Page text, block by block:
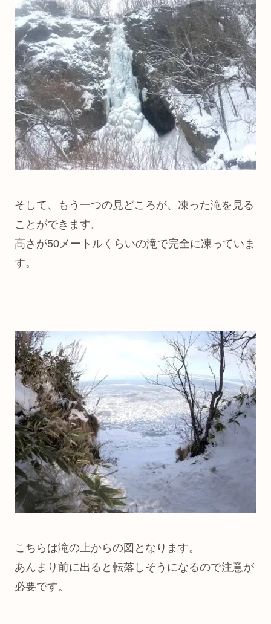
そして、もう一つの見どころが、凍った滝を見る
ことができます。
高さが50メートルくらいの滝で完全に凍っていま
す。
こちらは滝の上からの図となります。
あんまり前に出ると転落しそうになるので注意が
必要です。